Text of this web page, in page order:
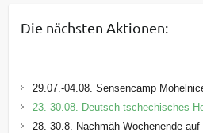
Die nächsten Aktionen:
29.07.-04.08. Sensencamp
23.-30.08. Deutsch-tschechisches
28.-30.8. Nachmäh-Wochenende